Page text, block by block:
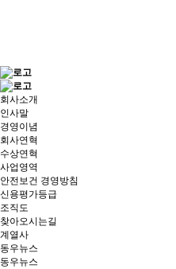
회사소개
인사말
경영이념
회사연혁
수상연혁
사업영역
안전보건 경영방침
신용평가등급
조직도
찾아오시는길
계열사
동우뉴스
동우뉴스